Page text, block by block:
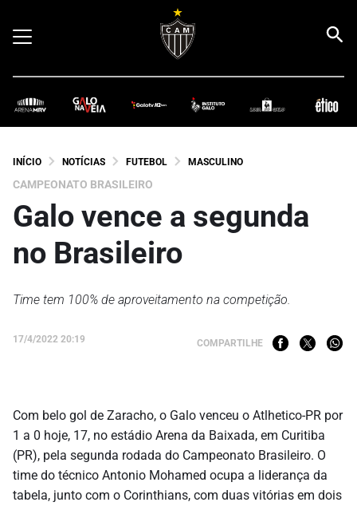
INÍCIO NOTÍCIAS FUTEBOL MASCULINO
CAMPEONATO BRASILEIRO
Galo vence a segunda
no Brasileiro
Time tem 100% de aproveitamento na competição.
17/4/2022 20:19 COMPARTILHE
Com belo gol de Zaracho, o Galo venceu o Atlhetico-PR por
1 a 0 hoje, 17, no estádio Arena da Baixada, em Curitiba
(PR), pela segunda rodada do Campeonato Brasileiro. O
time do técnico Antonio Mohamed ocupa a liderança da
tabela, junto com o Corinthians, com duas vitórias em dois